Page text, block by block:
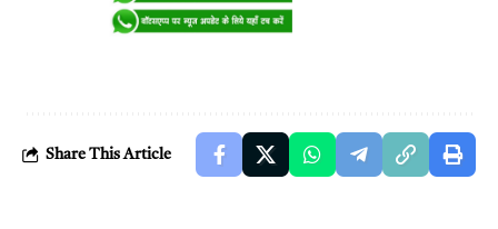
Share This Article